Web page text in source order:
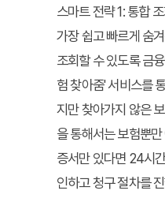
스마트 전략 1: 통합
가장 쉽고 빠르게 숨
조회할 수 있도록 금
험 찾아줌' 서비스를
지만 찾아가지 않은
을 통해서는 보험뿐
증서만 있다면 24시
인하고 청구 절차를